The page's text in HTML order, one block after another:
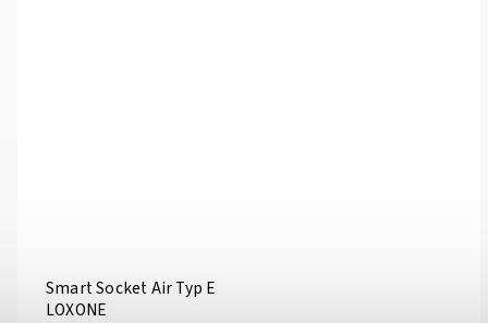
Smart Socket Air Typ E
LOXONE